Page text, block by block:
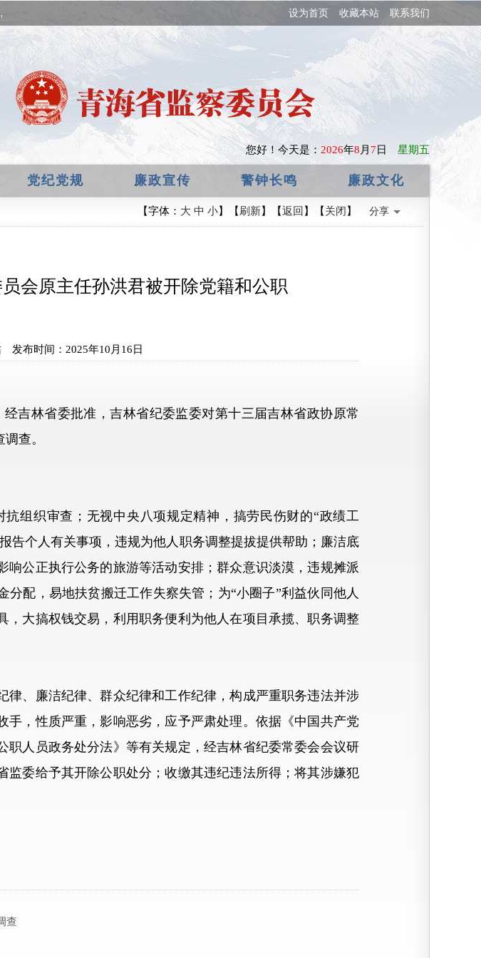
迎提出宝贵意见！ 设为首页 收藏本站 联系我们
您好！ 今天是： 2026年8 月 7 日 星期五
党纪党规 廉政宣传 警钟长鸣 廉政文化
【字体： 大 中 小】【刷新】【返回 】【关闭 】 分享
会原主任孙洪君被开除党籍和公职
发布时间： 2025年10月16日
林省委批准，吉林省纪委监委对第十三届吉林省政协原常
查。
织审查；无视中央八项规定精神，搞劳民伤财的“政绩工
告个人有关事项，违规为他人职务调整提拔提供帮助；廉洁底
公正执行公务的旅游等活动安排；群众意识淡漠，违规摊派
配，易地扶贫搬迁工作失察失管；为“小圈子”利益伙同他人
大搞权钱交易，利用职务便利为他人在项目承揽、职务调整
、廉洁纪律、群众纪律和工作纪律，构成严重职务违法并涉
，性质严重，影响恶劣，应予严肃处理。依据《中国共产党
人员政务处分法》等有关规定，经吉林省纪委常委会会议研
委给予其开除公职处分；收缴其违纪违法所得；将其涉嫌犯
查